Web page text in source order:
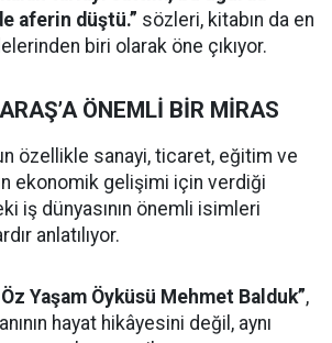
aferin düştü.” sözleri, kitabın da en
biri olarak öne çıkıyor.
ÖNEMLİ BİR MİRAS
özellikle sanayi, ticaret, eğitim ve
ekonomik gelişimi için verdiği
iş dünyasının önemli isimleri
anlatılıyor.
Yaşam Öyküsü Mehmet Balduk”,
hayat hikâyesini değil, aynı